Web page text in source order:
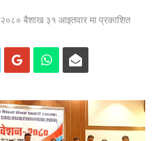
२०८० बैशाख ३१ आइतवार मा प्रकाशित